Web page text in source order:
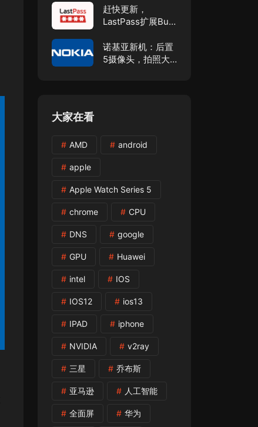
赶快更新，
LastPass扩展Bug
意网站
诺基亚新机：后置
5摄像头，拍照大
大家在看
AMD android
apple
Apple Watch Series 5
chrome CPU
DNS google
GPU Huawei
intel IOS
IOS12 ios13
IPAD iphone
NVIDIA v2ray
三星 乔布斯
亚马逊 人工智能
全面屏 华为